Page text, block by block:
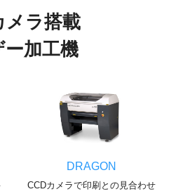
メラ搭載
ー加工機
DRAGON
CCDカメラで印刷との見合わせ